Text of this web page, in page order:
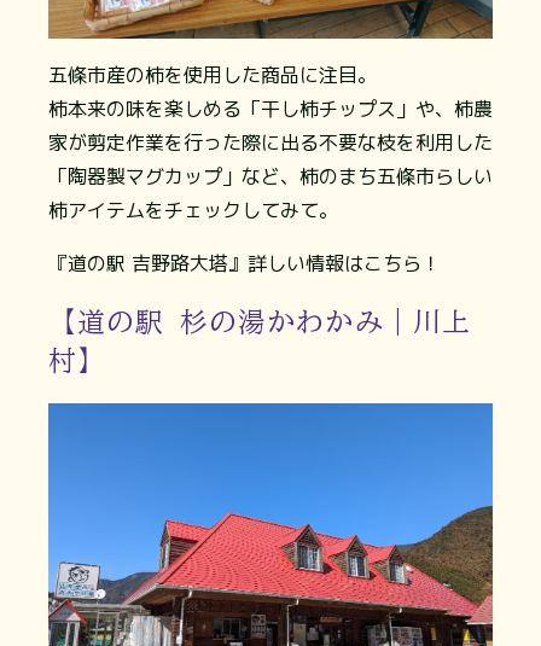
五條市産の柿を使用した商品に注目。
柿本来の味を楽しめる「干し柿チップス」や、柿農
家が剪定作業を行った際に出る不要な枝を利用した
「陶器製マグカップ」など、柿のまち五條市らしい
柿アイテムをチェックしてみて。
『道の駅 吉野路大塔』詳しい情報はこちら！
【道の駅 杉の湯かわかみ｜川上
村】